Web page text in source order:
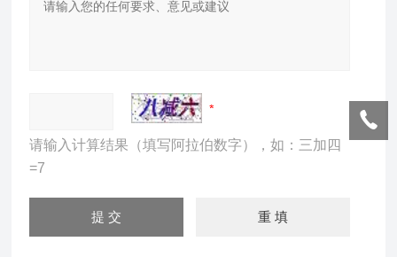
请输入计算结果（填写阿拉伯数字），如：三加四
=7